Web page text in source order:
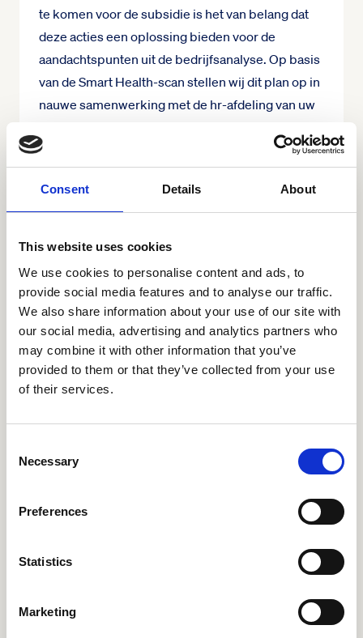
Consent Details About
This website uses cookies
We use cookies to personalise content and ads, to
provide social media features and to analyse our traffic.
We also share information about your use of our site with
our social media, advertising and analytics partners who
may combine it with other information that you’ve
provided to them or that they’ve collected from your use
of their services.
Selection
Necessary
Preferences
Statistics
Marketing
te komen voor de subsidie is het van belang dat
deze acties een oplossing bieden voor de
aandachtspunten uit de bedrijfsanalyse. Op basis
van de Smart Health-scan stellen wij dit plan op in
nauwe samenwerking met de hr-afdeling van uw
begroting. Natuurlijk nemen wij u daarin mee en
zorgen we dat deze voldoet aan de
subsidievoorwaarden. Zo hoeft u dat niet zelf uit
te zoeken.
3. Registreren als subsidieaanvrager
dan eerst een account
aan voor het
subsidieportaal van Uitvoering van Beleid,
onderdeel van het ministerie van Sociale Zaken
en Werkgelegenheid.
4. Subsidieaanvraag indienen
Log in op het subsidieportaal met het account dat
u in de vorige stap heeft aangemaakt. In het
de MDIEU-subsidie. Deze vult u in, en onderaan
de begroting die we samen hebben opgesteld als
het ministerie bericht over de beslissing van de
Let op: de MDIEU-subsidie is tijdelijk beschikbaar